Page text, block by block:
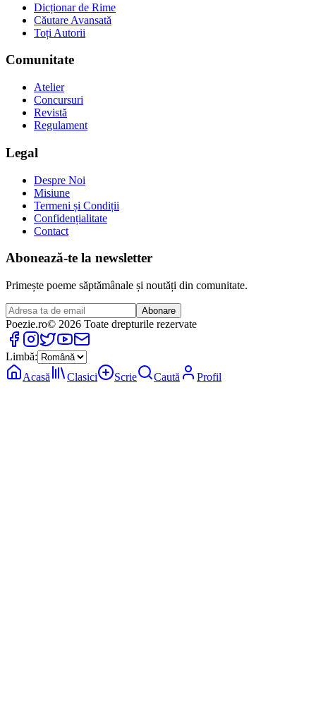
Dicționar de Rime
Căutare Avansată
Toți Autorii
Comunitate
Atelier
Concursuri
Revistă
Regulament
Legal
Despre Noi
Misiune
Termeni și Condiții
Confidențialitate
Contact
Abonează-te la newsletter
Primește poeme săptămânale și noutăți din comunitate.
Abonare
Poezie.ro© 2026 Toate drepturile rezervate
Limbă:
Acasă
Clasici Scrie Caută Profil